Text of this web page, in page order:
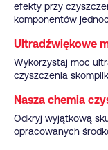
efekty przy
komponentów
Ultradźwiękowe
Wykorzystaj moc
czyszczenia
Nasza chemia
Odkryj wyjątkową
opracowanych